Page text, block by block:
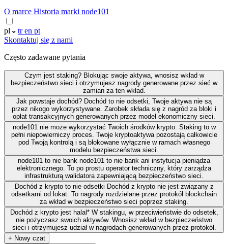
O marce Historia marki node101
pl tren pt
Skontaktuj się z nami
Często zadawane pytania
Czym jest staking? Blokując swoje aktywa, wnosisz wkład w
bezpieczeństwo sieci i otrzymujesz nagrody generowane przez sieć w
zamian za ten wkład.
Jak powstaje dochód? Dochód to nie odsetki, Twoje aktywa nie są
przez nikogo wykorzystywane. Zarobek składa się z nagród za bloki i
opłat transakcyjnych generowanych przez model ekonomiczny sieci.
node101 nie może wykorzystać Twoich środków krypto. Staking to w
pełni niepowierniczy proces. Twoje kryptoaktywa pozostają całkowicie
pod Twoją kontrolą i są blokowane wyłącznie w ramach własnego
modelu bezpieczeństwa sieci.
node101 to nie bank node101 to nie bank ani instytucja pieniądza
elektronicznego. To po prostu operator techniczny, który zarządza
infrastrukturą walidatora zapewniającą bezpieczeństwo sieci.
Dochód z krypto to nie odsetki Dochód z krypto nie jest związany z
odsetkami od lokat. To nagrody rozdzielane przez protokół blockchain
za wkład w bezpieczeństwo sieci poprzez staking.
Dochód z krypto jest halal* W stakingu, w przeciwieństwie do odsetek,
nie pożyczasz swoich aktywów. Wnosisz wkład w bezpieczeństwo
sieci i otrzymujesz udział w nagrodach generowanych przez protokół.
+ Nowy czat